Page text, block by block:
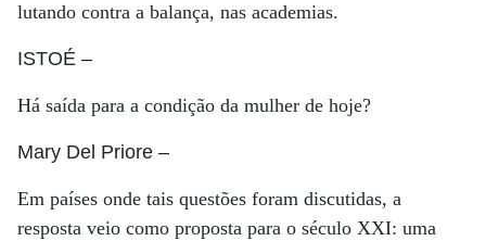
lutando contra a balança, nas academias.
ISTOÉ –
Há saída para a condição da mulher de hoje?
Mary Del Priore –
Em países onde tais questões foram discutidas, a
resposta veio como proposta para o século XXI: uma